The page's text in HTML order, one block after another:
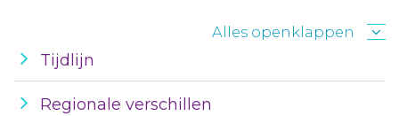
Alles openklappen
Tijdlijn
Regionale verschillen